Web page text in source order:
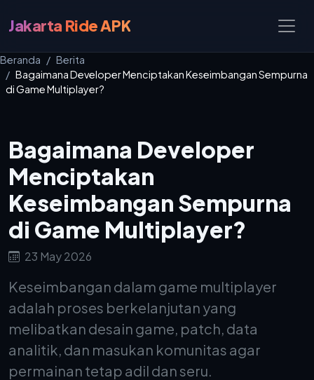
Jakarta Ride APK
Beranda
Berita
Bagaimana Developer Menciptakan Keseimbangan Sempurna
di Game Multiplayer?
Bagaimana Developer
Menciptakan
Keseimbangan Sempurna
di Game Multiplayer?
23 May 2026
Keseimbangan dalam game multiplayer
adalah proses berkelanjutan yang
melibatkan desain game, patch, data
analitik, dan masukan komunitas agar
permainan tetap adil dan seru.